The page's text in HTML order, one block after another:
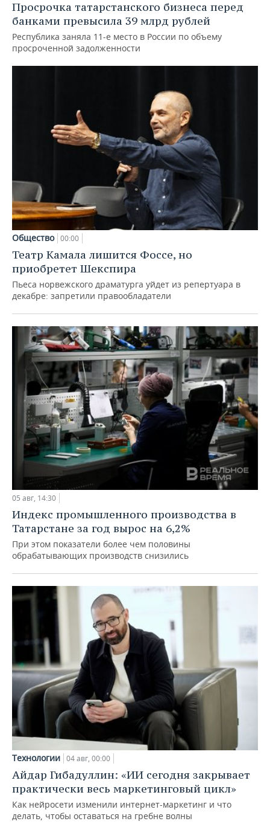
Просрочка татарстанского бизнеса перед
банками превысила 39 млрд рублей
Республика заняла 11-е место в России по объему
просроченной задолженности
Общество 00:00
Театр Камала лишится Фоссе, но
приобретет Шекспира
Пьеса норвежского драматурга уйдет из репертуара в
декабре: запретили правообладатели
05 авг, 14:30
Индекс промышленного производства в
Татарстане за год вырос на 6,2%
При этом показатели более чем половины
обрабатывающих производств снизились
Технологии 04 авг, 00:00
Айдар Гибадуллин: «ИИ сегодня закрывает
практически весь маркетинговый цикл»
Как нейросети изменили интернет-маркетинг и что
делать, чтобы оставаться на гребне волны